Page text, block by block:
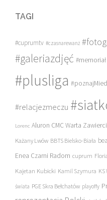
TAGI
#cuprumtv #czasnarewanż
#galeriazdjęć #memoriał
#plusliga
#relacjezmeczu
Lorenc Aluron CMC Warta
Każany Lwów BBTS Bielsko-Biała
Enea Czarni Radom cuprum
Kajetan Kubicki Kamil Szymura
świata PGE Skra Bełchatów playoffy